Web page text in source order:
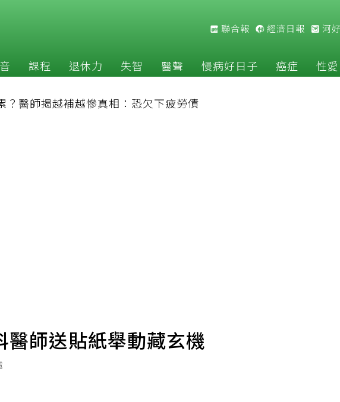
聯合報 經濟日報 河
課程 退休力 失智 醫聲 慢病好日子 癌症 性愛
？醫師揭越補越慘真相：恐欠下疲勞債
醫師送貼紙舉動藏玄機